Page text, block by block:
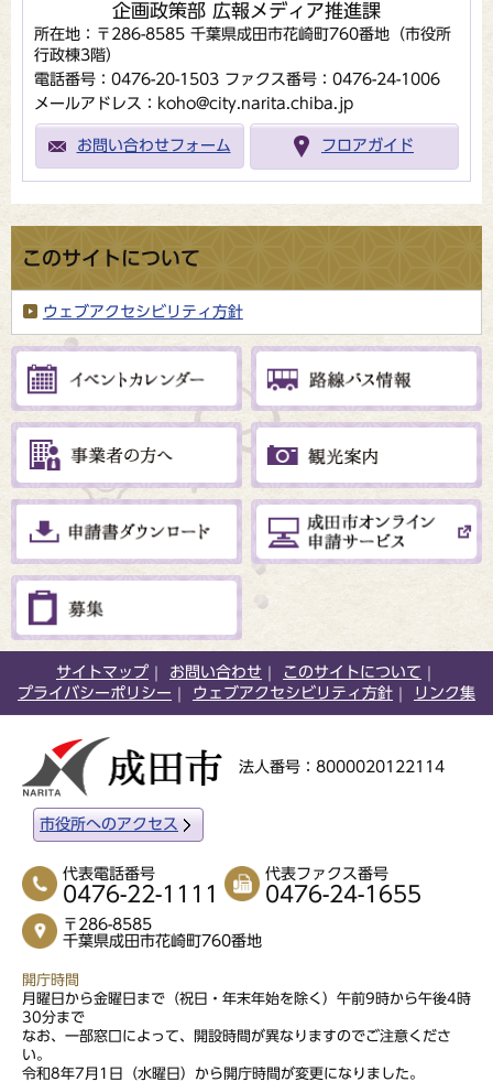
企画政策部 広報メディア推進課
所在地：〒286-8585 千葉県成田市花崎町760番地（市役所
行政棟3階）
電話番号：0476-20-1503 ファクス番号：0476-24-1006
メールアドレス：koho@city.narita.chiba.jp
お問い合わせフォーム フロアガイド
このサイトについて
ウェブアクセシビリティ方針
サイトマップ お問い合わせ
このサイトについて
プライバシーポリシー
ウェブアクセシビリティ方針 リンク集
法人番号：8000020122114
市役所へのアクセス
代表電話番号
0476-22-1111
代表ファクス番号
0476-24-1655
〒286-8585
千葉県成田市花崎町760番地
開庁時間
月曜日から金曜日まで（祝日・年末年始を除く）午前9時から午後4時
30分まで
なお、一部窓口によって、開設時間が異なりますのでご注意くださ
い。
令和8年7月1日（水曜日）から開庁時間が変更になりました。